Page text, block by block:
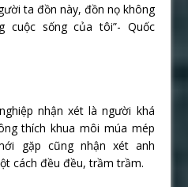
ta đồn này, đồn nọ không
cuộc sống của tôi”- Quốc
nhận xét là người khá
thích khua môi múa mép
gặp cũng nhận xét anh
cách đều đều, trầm trầm.